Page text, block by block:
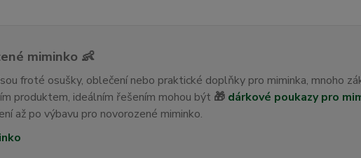
miminko 👶
froté osušky, oblečení nebo praktické doplňky pro miminka, mnoho
produktem, ideálním řešením mohou být 🎁 dárkové poukazy pro
až po výbavu pro novorozené miminko.